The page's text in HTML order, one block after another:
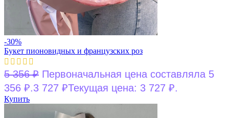
-30%
Букет пионовидных и французских роз
5 356₽ Первоначальная цена составляла 5
356 ₽.3 727 ₽Текущая цена: 3 727 ₽.
Купить